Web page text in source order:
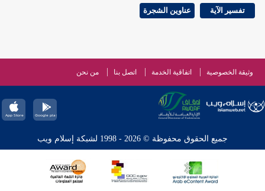
تفسير الآية عناوين الشجرة
وثيقة الخصوصية اتفاقية الخدمة اتصل بنا من نحن
جميع الحقوق محفوظة © 2026 - 1998 لشبكة إسلام ويب